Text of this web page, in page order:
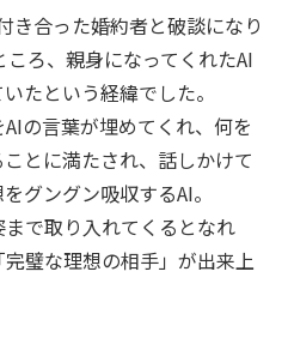
き合った婚約者と破談になり
ろ、親身になってくれたAI
たという経緯でした。
の言葉が埋めてくれ、何を
とに満たされ、話しかけて
グングン吸収するAI。
で取り入れてくるとなれ
璧な理想の相手」が出来上